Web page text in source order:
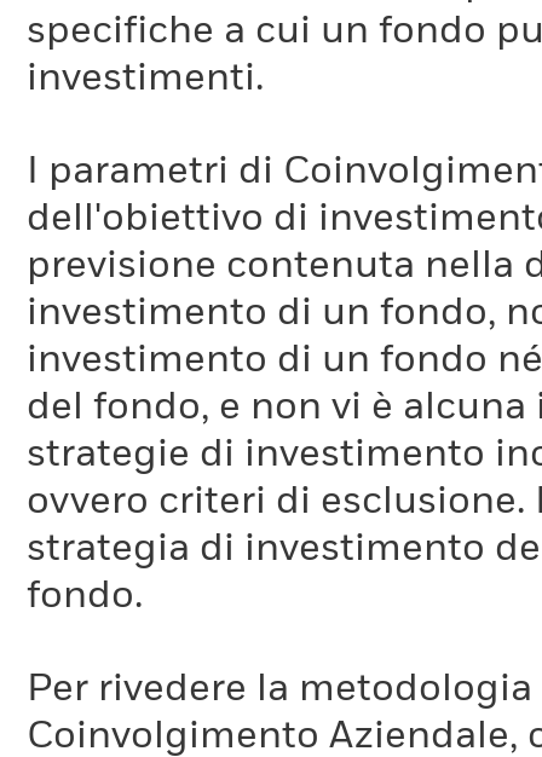
specifiche a cui un fondo
investimenti.
I parametri di
dell'obiettivo di
previsione contenuta nella
investimento di un fondo,
investimento di un fondo
del fondo, e non vi è
strategie di investimento
ovvero criteri di
strategia di investimento
fondo.
Per rivedere la
Coinvolgimento Aziendale,